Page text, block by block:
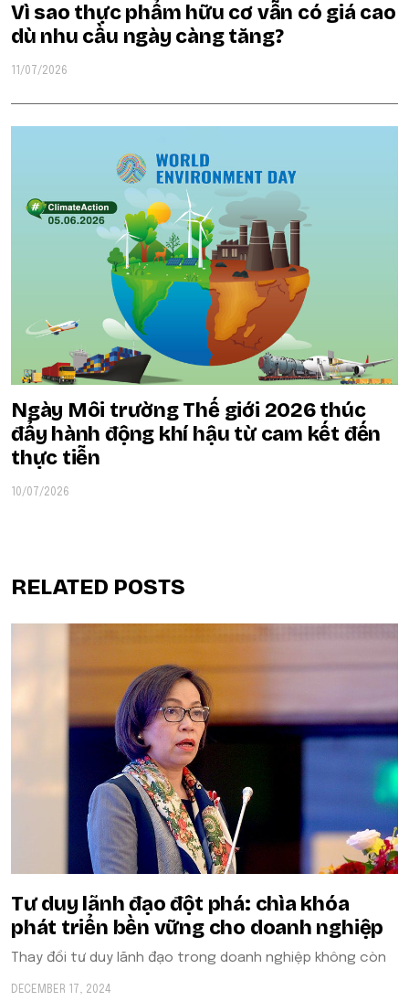
Vì sao thực phẩm hữu cơ vẫn có giá cao
dù nhu cầu ngày càng tăng?
11/07/2026
Ngày Môi trường Thế giới 2026 thúc
đẩy hành động khí hậu từ cam kết đến
thực tiễn
10/07/2026
RELATED POSTS
Tư duy lãnh đạo đột phá: chìa khóa
phát triển bền vững cho doanh nghiệp
Thay đổi tư duy lãnh đạo trong doanh nghiệp không còn
DECEMBER 17, 2024